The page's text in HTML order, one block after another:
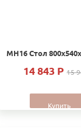
14 843 P15
Купить